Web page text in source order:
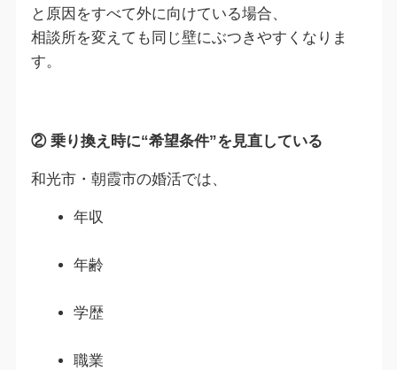
と原因をすべて外に向けている場合、
相談所を変えても同じ壁にぶつきやすくなりま
す。
② 乗り換え時に“希望条件”を見直している
和光市・朝霞市の婚活では、
年収
年齢
学歴
職業